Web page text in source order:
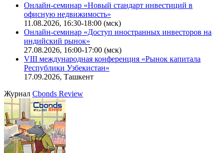
Онлайн-семинар «Новый стандарт инвестиций в
офисную недвижимость»
11.08.2026, 16:30-18:00 (мск)
Онлайн-семинар «Доступ иностранных инвесторов на
индийский рынок»
27.08.2026, 16:00-17:00 (мск)
VIII международная конференция «Рынок капитала
Республики Узбекистан»
17.09.2026, Ташкент
Журнал Cbonds Review